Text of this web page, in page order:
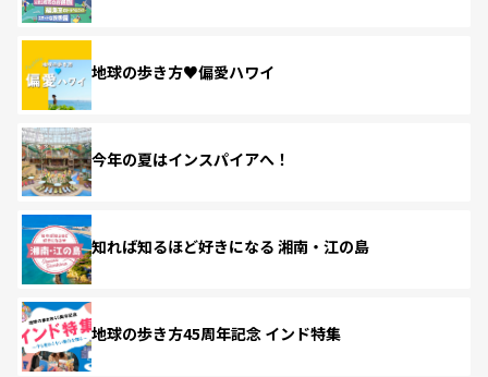
地球の歩き方♥偏愛ハワイ
今年の夏はインスパイアへ！
知れば知るほど好きになる 湘南・江の島
地球の歩き方45周年記念 インド特集